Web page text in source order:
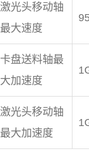
激光头移动轴
最大速度
卡盘送料轴最
大加速度
激光头移动轴
最大加速度